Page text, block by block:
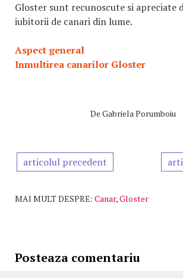
Gloster sunt recunoscute si apreciate
iubitorii de canari din lume.
Aspect general
Inmultirea canarilor Gloster
De Gabriela Porumboiu
articolul precedent
MAI MULT DESPRE: Canar,Gloster
Posteaza comentariu